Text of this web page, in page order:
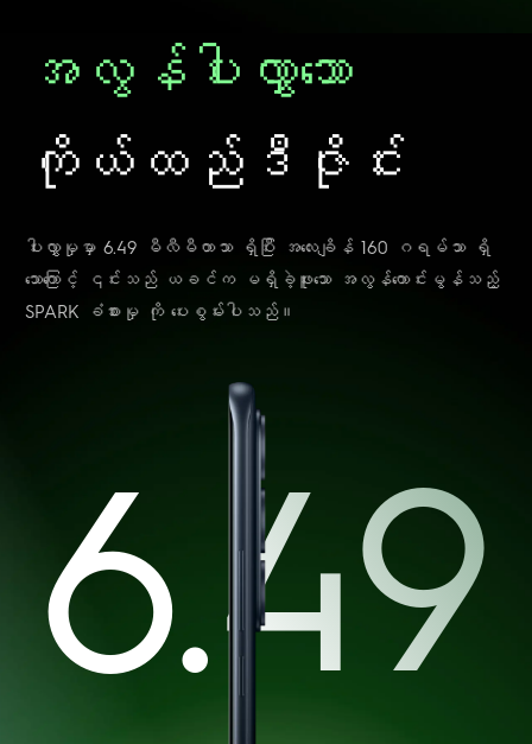
အလွန်ပါးလွှာသော
ကိုယ်ထည်ဒီဇိုင်းး
ပါးလွှာမှုမှာ 6.49 မီလီမီတာသာ ရှိပြီး အလေးချိန် 160 ဂရမ်သာ ရှိ
သောကြောင့် ၎င်းသည် ယခင်က မရှိခဲ့ဖူးသော အလွန်ကောင်းမွန်သည့်
SPARK ခံစားမှု ကို ပေးစွမ်းပါသည်။
6.49